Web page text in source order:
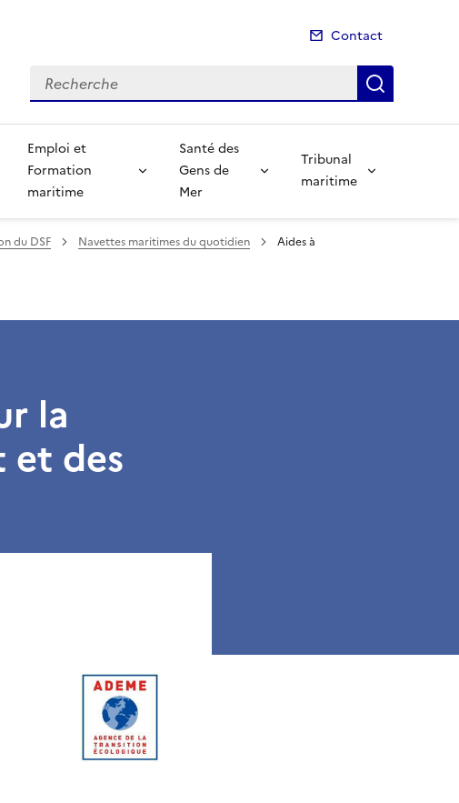
Contact
Recherche
Emploi et
Formation
maritime
Santé des
Gens de
Mer
Tribunal
maritime
du DSF Navettes maritimes du quotidien
Aides à
la
des